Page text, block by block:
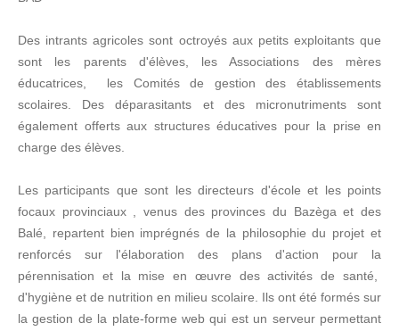
Des intrants agricoles sont octroyés aux petits exploitants que
sont les parents d'élèves, les Associations des mères
éducatrices, les Comités de gestion des établissements
scolaires. Des déparasitants et des micronutriments sont
également offerts aux structures éducatives pour la prise en
charge des élèves.
Les participants que sont les directeurs d'école et les points
focaux provinciaux , venus des provinces du Bazèga et des
Balé, repartent bien imprégnés de la philosophie du projet et
renforcés sur l'élaboration des plans d'action pour la
pérennisation et la mise en œuvre des activités de santé,
d'hygiène et de nutrition en milieu scolaire. Ils ont été formés sur
la gestion de la plate-forme web qui est un serveur permettant